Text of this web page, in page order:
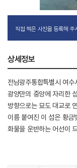
직접 찍은 사진을 등록해 주
상세정보
전남광주통합특별시 여
광양만의 중앙에 자리한
방향으로는 묘도 대교로
이름 붙여진 이 섬은 황
화물을 운반하는 어선이